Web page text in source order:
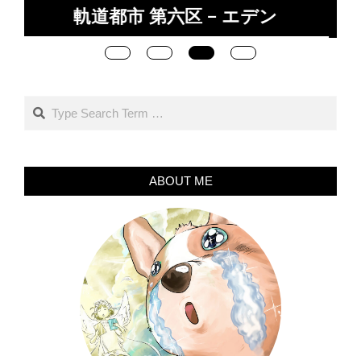
巨大重力タワー NOA（ノア） – か
つての文明